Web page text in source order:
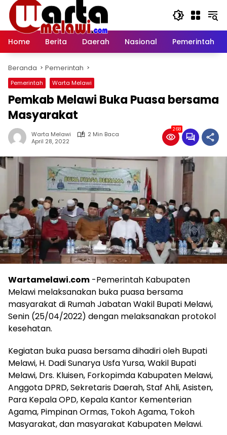
Langsung
konten
Home
Berita Daerah Nasional Pemerintah
Beranda Pemerintah
Pemerintah Warta Melawi
Pemkab Melawi Buka Puasa bersama
Masyarakat
Warta Melawi
2 Min Baca
April 28, 2022
268
Wartamelawi.com -Pemerintah Kabupaten
Melawi melaksanakan buka puasa bersama
masyarakat di Rumah Jabatan Wakil Bupati Melawi,
Senin (25/04/2022) dengan melaksanakan protokol
kesehatan.
Kegiatan buka puasa bersama dihadiri oleh Bupati
Melawi, H. Dadi Sunarya Usfa Yursa, Wakil Bupati
Melawi, Drs. Kluisen, Forkopimda Kabupaten Melawi,
Anggota DPRD, Sekretaris Daerah, Staf Ahli, Asisten,
Para Kepala OPD, Kepala Kantor Kementerian
Agama, Pimpinan Ormas, Tokoh Agama, Tokoh
Masyarakat, dan masyarakat Kabupaten Melawi.